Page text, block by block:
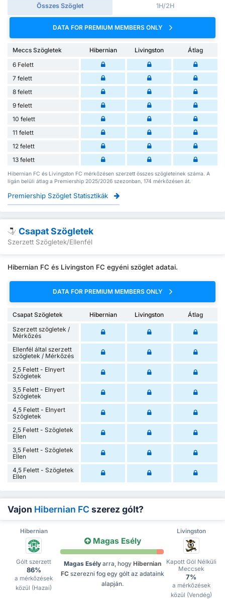
Összes Szöglet 1H/2H
DATA FOR PREMIUM MEMBERS ONLY
Meccs Szögletek Hibernian Livingston
Átlag
6 Felett
7 felett
8 felett
9 felett
10 felett
11 felett
12 felett
13 felett
Hibernian FC és Livingston FC mérkőzésen szerzett összes szögleteinek száma. A
ligán belüli átlag a Premiership 2025/2026 szezonban, 174 mérkőzésen át.
Premiership Szöglet Statisztikák
Csapat Szögletek
Szerzett Szögletek/Ellenfél
Hibernian FC és Livingston FC egyéni szöglet adatai.
DATA FOR PREMIUM MEMBERS ONLY
Csapat Szögletek Hibernian Livingston
Átlag
Szerzett szögletek /
Mérkőzés
Ellenfél által szerzett
szögletek / Mérkőzés
2,5 Felett - Elnyert
Szögletek
3,5 Felett - Elnyert
Szögletek
4,5 Felett - Elnyert
Szögletek
2,5 Felett - Szögletek
Ellen
3,5 Felett - Szögletek
Ellen
4,5 Felett - Szögletek
Ellen
Vajon Hibernian FC szerez gólt?
Hibernian Livingston
Gólt szerzett
86%
a mérkőzések
közül (Hazai)
Magas Esély
Magas Esély arra, hogy Hibernian
FC szerezni fog egy gólt az adataink
alapján.
Kapott Gól Nélküli
Meccsek
7%
a mérkőzések
közül (Vendég)